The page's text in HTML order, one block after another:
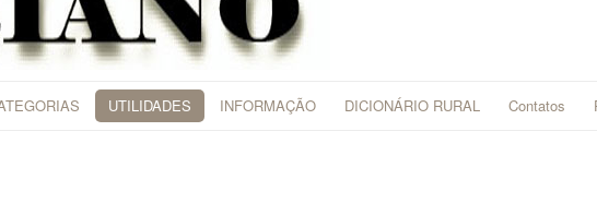
UTILIDADES INFORMAÇÃO DICIONÁRIO RURAL Contatos